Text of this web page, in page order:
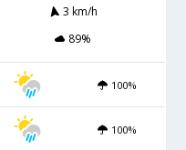
3 km/h
89%
100%
100%